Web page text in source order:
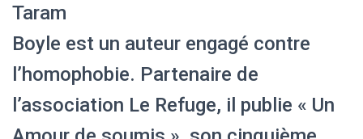
Taram
Boyle est un auteur engagé contre
l’homophobie. Partenaire de
l’association Le Refuge, il publie « Un